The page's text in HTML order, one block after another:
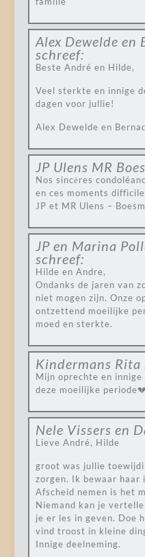
Alex Dewelde en
schreef:
Beste André en Hilde,
Veel sterkte en innige
dagen voor jullie!
Alex Dewelde en
JP Ulens MR
Nos sincėres
en ces moments
JP et MR Ulens –
JP en Marina
schreef:
Hilde en Andre,
Ondanks de jaren van
niet mogen zijn. Onze
ontzettend moeilijke
moed en sterkte.
Kindermans Rita
Mijn oprechte en
deze moeilijke
Nele Vissers en
Lieve André, Hilde
groot was jullie
zorgen. Ik bewaar
Afscheid nemen is het
Niemand kan je
je er les in geven. Doe
vind troost in kleine
Innige deelneming.